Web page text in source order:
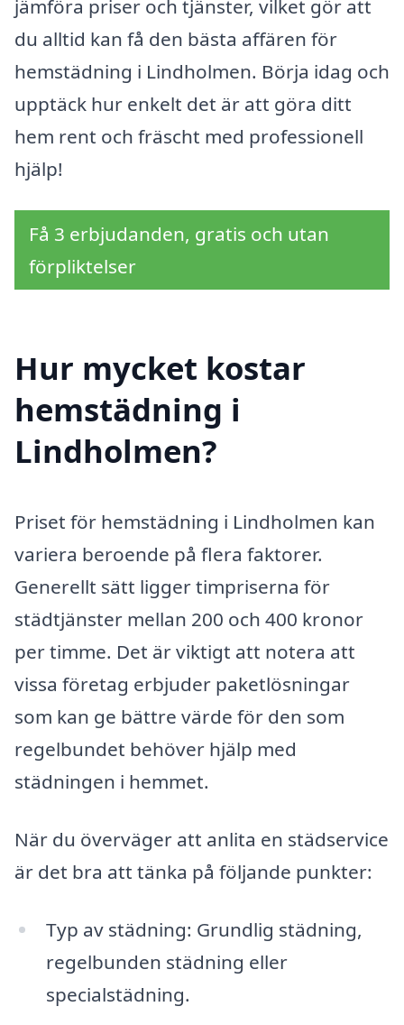
jämföra priser och tjänster, vilket gör att
du alltid kan få den bästa affären för
hemstädning i Lindholmen. Börja idag och
upptäck hur enkelt det är att göra ditt
hem rent och fräscht med professionell
hjälp!
Få 3 erbjudanden, gratis och utan
förpliktelser
Hur mycket kostar
hemstädning i
Lindholmen?
Priset för hemstädning i Lindholmen kan
variera beroende på flera faktorer.
Generellt sätt ligger timpriserna för
städtjänster mellan 200 och 400 kronor
per timme. Det är viktigt att notera att
vissa företag erbjuder paketlösningar
som kan ge bättre värde för den som
regelbundet behöver hjälp med
städningen i hemmet.
När du överväger att anlita en städservice
är det bra att tänka på följande punkter:
Typ av städning: Grundlig städning,
regelbunden städning eller
specialstädning.